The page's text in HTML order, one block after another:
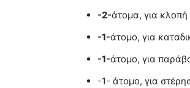
-2-άτομα, για κλοπή
-1-άτομο, για
-1-άτομο, για
-1- άτομο, για